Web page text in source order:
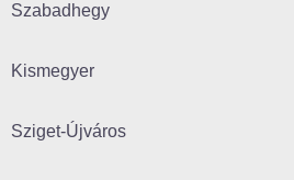
Szabadhegy
Kismegyer
Sziget-Újváros